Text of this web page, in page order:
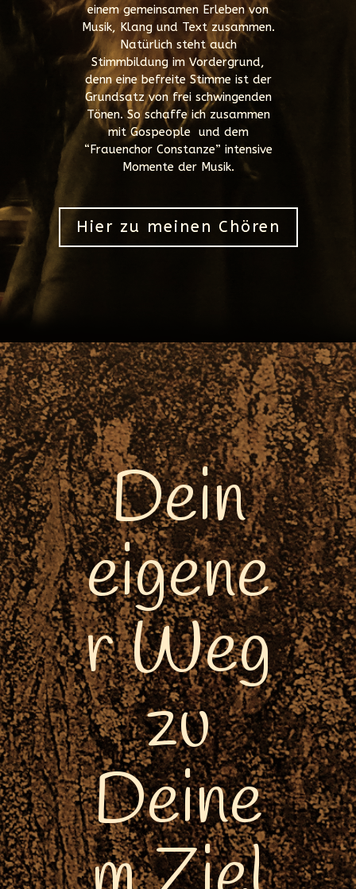
einem gemeinsamen Erleben von
Musik, Klang und Text zusammen.
Natürlich steht auch
Stimmbildung im Vordergrund,
denn eine befreite Stimme ist der
Grundsatz von frei schwingenden
Tönen. So schaffe ich zusammen
mit Gospeople und dem
“Frauenchor Constanze” intensive
Momente der Musik.
Hier zu meinen Chören
Dein
eigene
r Weg
zu
Deine